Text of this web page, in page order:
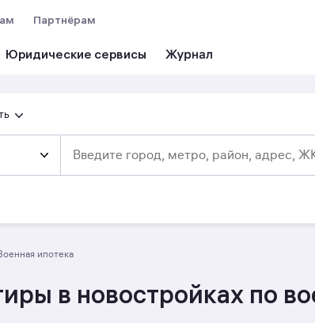
Юридические сервисы
Партнёрам
военная ипотека
в новостройках по